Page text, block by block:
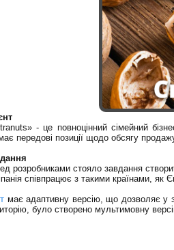
- це повноцінний сімейний
передові позиції щодо обсягу
розробниками стояло завдання
співпрацює з такими країнами, як
має адаптивну версію, що дозволяє у
було створено мультимовну